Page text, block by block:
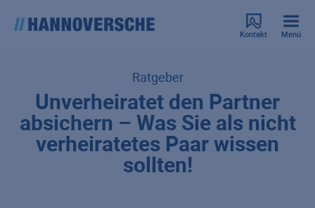
Kontakt Menü
Ratgeber
Unverheiratet den Partner
absichern – Was Sie als nicht
verheiratetes Paar wissen
sollten!